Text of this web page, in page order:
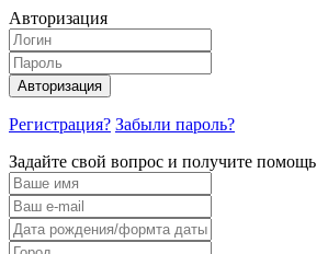
Авторизация
Авторизация
Регистрация? Забыли пароль?
Задайте свой вопрос и получите помощь